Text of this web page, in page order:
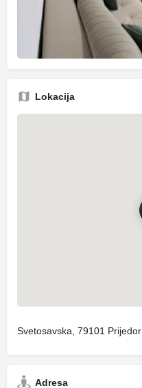
Lokacija
Svetosavska, 79101 Prijedor
Adresa